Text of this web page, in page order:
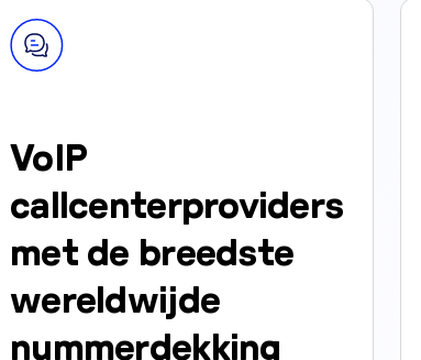
VoIP
callcenterproviders
met de breedste
wereldwijde
nummerdekking